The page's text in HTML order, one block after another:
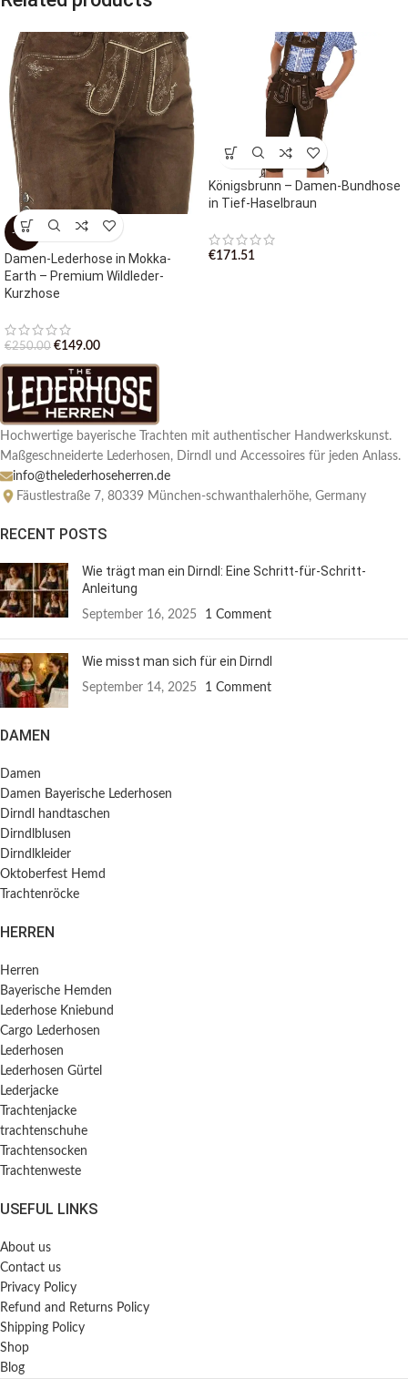
-40%
Damen-Lederhose in Mokka-
Earth – Premium Wildleder-
Kurzhose
€250.00 €149.00
Königsbrunn – Damen-Bundhose
in Tief-Haselbraun
€171.51
Hochwertige bayerische Trachten mit authentischer Handwerkskunst.
Maßgeschneiderte Lederhosen, Dirndl und Accessoires für jeden Anlass.
info@thelederhoseherren.de
Fäustlestraße 7, 80339 München-schwanthalerhöhe, Germany
RECENT POSTS
Wie trägt man ein Dirndl: Eine Schritt-für-Schritt-
Anleitung
September 16, 2025 1 Comment
Wie misst man sich für ein Dirndl
September 14, 2025 1 Comment
DAMEN
Damen
Damen Bayerische Lederhosen
Dirndl handtaschen
Dirndlblusen
Dirndlkleider
Oktoberfest Hemd
Trachtenröcke
HERREN
Herren
Bayerische Hemden​
Lederhose Kniebund
Cargo Lederhosen
Lederhosen
Lederhosen Gürtel
Lederjacke
Trachtenjacke
trachtenschuhe
Trachtensocken
Trachtenweste
USEFUL LINKS
About us
Contact us
Privacy Policy
Refund and Returns Policy
Shipping Policy
Shop
Blog